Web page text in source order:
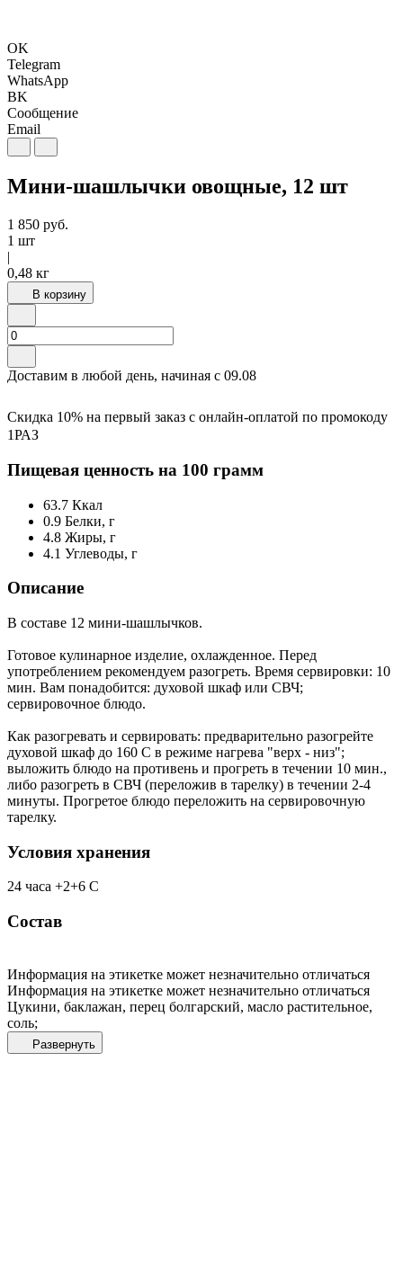
OK
Telegram
WhatsApp
BK
Сообщение
Email
Мини-шашлычки овощные, 12 шт
1 850 руб.
1 шт
|
0,48 кг
В корзину
Доставим в любой день, начиная с 09.08
Скидка 10% на первый заказ с онлайн-оплатой по промокоду
1РАЗ
Пищевая ценность на 100 грамм
63.7 Ккал
0.9 Белки, г
4.8 Жиры, г
4.1 Углеводы, г
Описание
В составе 12 мини-шашлычков.
Готовое кулинарное изделие, охлажденное. Перед
употреблением рекомендуем разогреть. Время сервировки: 10
мин. Вам понадобится: духовой шкаф или СВЧ;
сервировочное блюдо.
Как разогревать и сервировать: предварительно разогрейте
духовой шкаф до 160 С в режиме нагрева "верх - низ";
выложить блюдо на противень и прогреть в течении 10 мин.,
либо разогреть в СВЧ (переложив в тарелку) в течении 2-4
минуты. Прогретое блюдо переложить на сервировочную
тарелку.
Условия хранения
24 часа +2+6 С
Состав
Информация на этикетке может незначительно отличаться
Информация на этикетке может незначительно отличаться
Цукини, баклажан, перец болгарский, масло растительное,
соль;
Развернуть